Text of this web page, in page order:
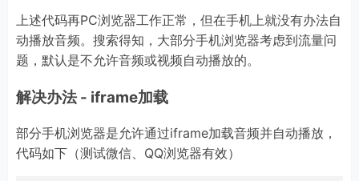
上述代码再PC浏览器工作正常，但在手机上就没有办法自
动播放音频。搜索得知，大部分手机浏览器考虑到流量问
题，默认是不允许音频或视频自动播放的。
解决办法 - iframe加载
部分手机浏览器是允许通过iframe加载音频并自动播放，
代码如下（测试微信、QQ浏览器有效）